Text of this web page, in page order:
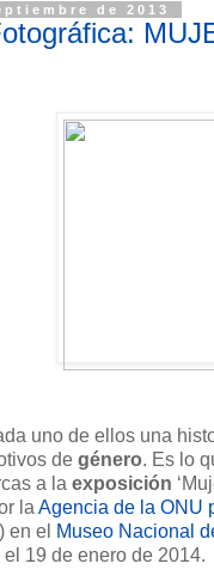
de 2013
uno de ellos una
de género. Es lo
a la exposición
la Agencia de la ONU
en el Museo Nacional
19 de enero de 2014.